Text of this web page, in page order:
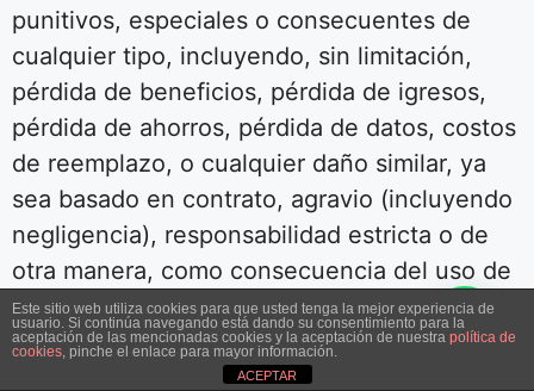
punitivos, especiales o consecuentes de
cualquier tipo, incluyendo, sin limitación,
pérdida de beneficios, pérdida de igresos,
pérdida de ahorros, pérdida de datos, costos
de reemplazo, o cualquier daño similar, ya
sea basado en contrato, agravio (incluyendo
negligencia), responsabilidad estricta o de
otra manera, como consecuencia del uso de
cualquiera de los servicios o productos
adquiridos mediante el servicio, o por
cualquier otro reclamo relacionado de alguna
Este sitio web utiliza cookies para que usted tenga la mejor experiencia de
usuario. Si continúa navegando está dando su consentimiento para la
aceptación de las mencionadas cookies y la aceptación de nuestra política de
cookies, pinche el enlace para mayor información.
ACEPTAR